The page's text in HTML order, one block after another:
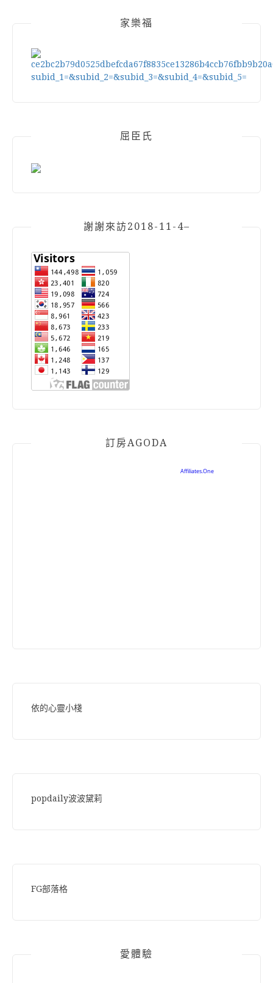
家樂福
屈臣氏
謝謝來訪2018-11-4–
訂房AGODA
依的心靈小棧
popdaily波波黛莉
FG部落格
愛體驗